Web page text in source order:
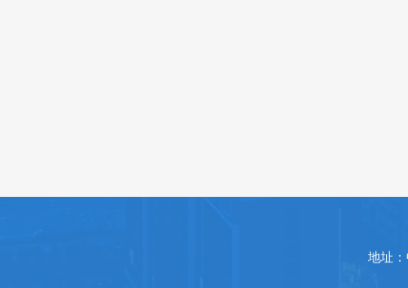
地址